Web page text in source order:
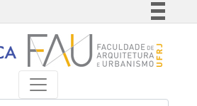
Simplifique!
Comunica BR
Acesso à informação